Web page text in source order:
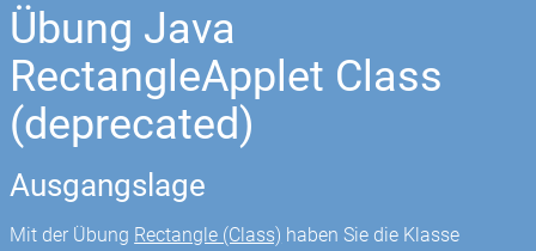
Übung Java
RectangleApplet Class
(deprecated)
Ausgangslage
Mit der Übung Rectangle (Class) haben Sie die Klasse